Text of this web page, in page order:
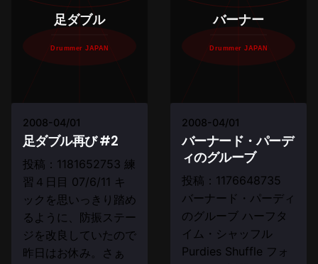
足ダブル
Drummer JAPAN
2008-04/01
足ダブル再び #2
投稿：1181652753 練
習４日目 07/6/11 キ
ックを思いっきり踏め
るように、防振ステー
ジを改良していたので
昨日はお休み。さぁ
バーナー
Drummer JAPAN
2008-04/01
バーナード・パーデ
ィのグルーブ
投稿：1176648735
バーナード・パーディ
のグルーブ ハーフタ
イム・シャッフル
Purdies Shuffle フォ